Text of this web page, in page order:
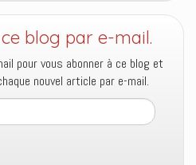
blog par e-mail.
pour vous abonner à ce blog et
nouvel article par e-mail.